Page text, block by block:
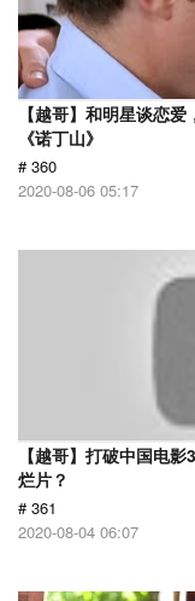
【越哥】和明星谈恋
《诺丁山》
# 360
2020-08-06 05:17
【越哥】打破中国电
烂片？
# 361
2020-08-04 06:07